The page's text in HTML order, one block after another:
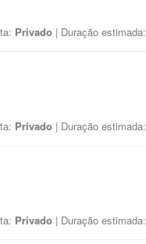
Privado | Duração estimada:
Privado | Duração estimada:
Privado | Duração estimada: